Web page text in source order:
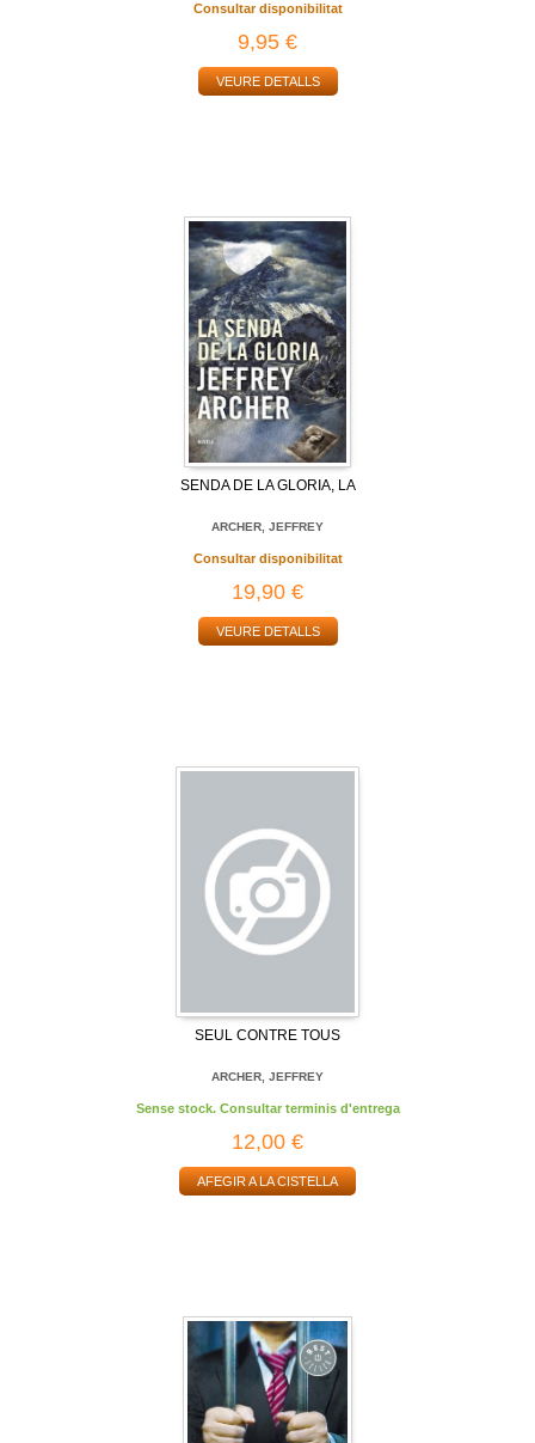
Consultar disponibilitat
9,95 €
VEURE DETALLS
SENDA DE LA GLORIA, LA
ARCHER, JEFFREY
Consultar disponibilitat
19,90 €
VEURE DETALLS
SEUL CONTRE TOUS
ARCHER, JEFFREY
Sense stock. Consultar terminis d'entrega
12,00 €
AFEGIR A LA CISTELLA